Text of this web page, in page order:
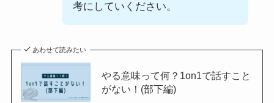
考にしていください。
あわせて読みたい
やる意味って何？1on1で話すこと
がない！(部下編)